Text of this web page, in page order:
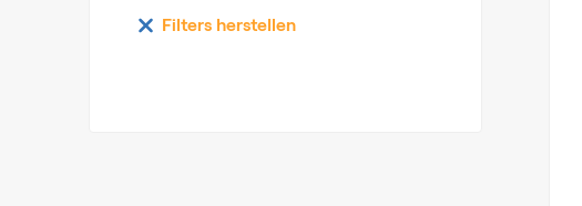
Filters herstellen